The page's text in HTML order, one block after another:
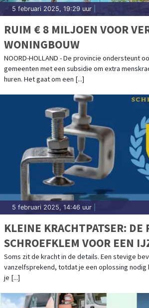
5 februari 2025, 19:29 uur
RUIM € 8 MILJOEN VOOR
WONINGBOUW
NOORD-HOLLAND - De provincie ondersteunt
gemeenten met een subsidie om extra
huren. Het gaat om een [...]
5 februari 2025, 14:46 uur
KLEINE KRACHTPATSER: DE
SCHROEFKLEM VOOR EEN
VERBINDING
Soms zit de kracht in de details. Een stevige
vanzelfsprekend, totdat je een oplossing nodig
je [...]